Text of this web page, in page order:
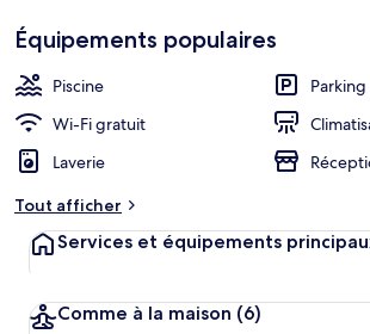
Équipements populaires
Piscine
Parking
Wi-Fi gratuit
Laverie
Tout afficher
Services et équipements
Comme à la maison (6)